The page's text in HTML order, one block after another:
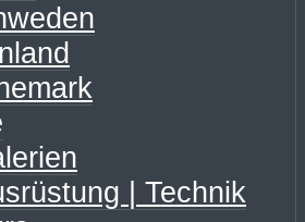
| Technik